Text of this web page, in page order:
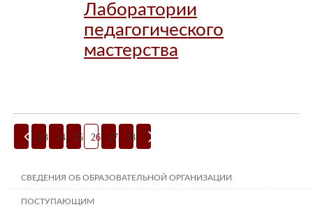
Лаборатории
педагогического
мастерства
23 24 25 26 27 28
СВЕДЕНИЯ ОБ ОБРАЗОВАТЕЛЬНОЙ ОРГАНИЗАЦИИ
ПОСТУПАЮЩИМ